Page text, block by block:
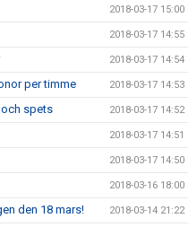
2018-03-17 15:00
2018-03-17 14:55
2018-03-17 14:54
per timme 2018-03-17 14:53
och spets 2018-03-17 14:52
2018-03-17 14:51
2018-03-17 14:50
2018-03-16 18:00
den 18 mars! 2018-03-14 21:22